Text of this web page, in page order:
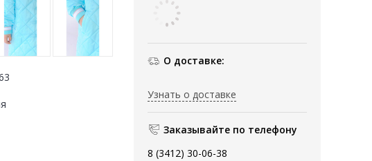
О доставке:
Узнать о доставке
Заказывайте по телефону
8 (3412) 30-06-38